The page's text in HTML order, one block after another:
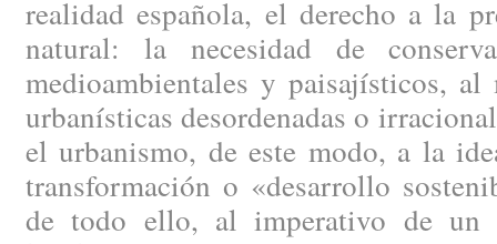
realidad española, el derecho a la
natural: la necesidad de
medioambientales y paisajísticos, al
urbanísticas desordenadas o
el urbanismo, de este modo, a la
transformación o «desarrollo
de todo ello, al imperativo de un